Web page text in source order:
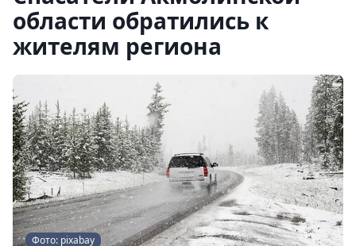
области обратились к
жителям региона
Фото: pixabay